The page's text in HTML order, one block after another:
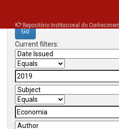
Repositório Institucional do
Current filters: